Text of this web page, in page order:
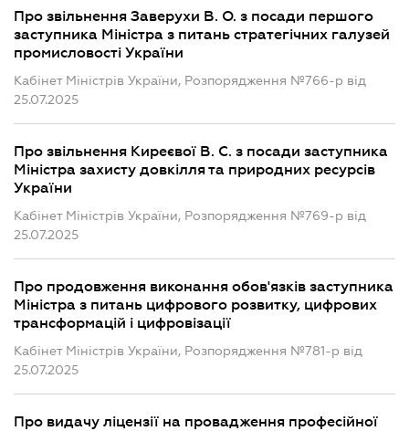
Про звільнення Заверухи В. О. з посади першого
заступника Міністра з питань стратегічних галузей
промисловості України
Кабінет Міністрів України, Розпорядження №766-р від
25.07.2025
Про звільнення Киреєвої В. С. з посади заступника
Міністра захисту довкілля та природних ресурсів
України
Кабінет Міністрів України, Розпорядження №769-р від
25.07.2025
Про продовження виконання обов'язків заступника
Міністра з питань цифрового розвитку, цифрових
трансформацій і цифровізації
Кабінет Міністрів України, Розпорядження №781-р від
25.07.2025
Про видачу ліцензії на провадження професійної